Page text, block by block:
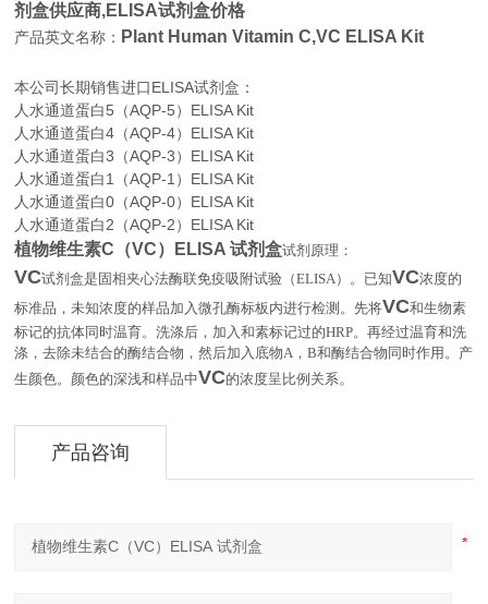
剂盒供应商,ELISA试剂盒价格
产品英文名称： Plant Human Vitamin C,VC ELISA Kit
本公司长期销售进口ELISA试剂盒：
人水通道蛋白5（AQP-5）ELISA Kit
人水通道蛋白4（AQP-4）ELISA Kit
人水通道蛋白3（AQP-3）ELISA Kit
人水通道蛋白1（AQP-1）ELISA Kit
人水通道蛋白0（AQP-0）ELISA Kit
人水通道蛋白2（AQP-2）ELISA Kit
植物维生素C（VC）ELISA 试剂盒试剂原理：
VC试剂盒是固相夹心法酶联免疫吸附试验（ELISA）。已知VC浓度的
标准品，未知浓度的样品加入微孔酶标板内进行检测。先将VC和生物素
标记的抗体同时温育。洗涤后，加入和素标记过的HRP。再经过温育和洗
涤，去除未结合的酶结合物，然后加入底物A ，B和酶结合物同时作用。产
生颜色。颜色的深浅和样品中VC的浓度呈比例关系。
产品咨询